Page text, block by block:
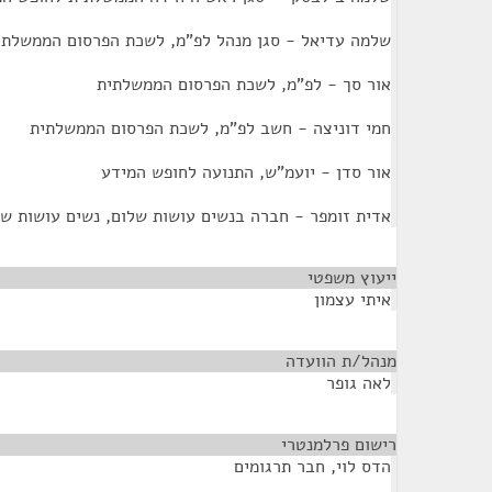
שלמה עדיאל - סגן מנהל לפ"מ, לשכת הפרסום
אור סך - לפ"מ, לשכת הפרסום הממשלתית
חמי דוניצה - חשב לפ"מ, לשכת הפרסום הממשלתית
אור סדן - יועמ"ש, התנועה לחופש המידע
אדית זומפר - חברה בנשים עושות שלום, נשים עושות
ייעוץ משפטי
איתי עצמון
מנהל/ת הוועדה
לאה גופר
רישום פרלמנטרי
הדס לוי, חבר תרגומים